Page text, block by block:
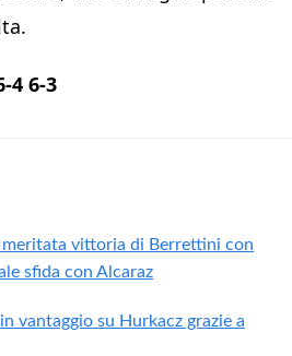
4 6-3
vittoria di Berrettini con
sfida con Alcaraz
vantaggio su Hurkacz grazie a